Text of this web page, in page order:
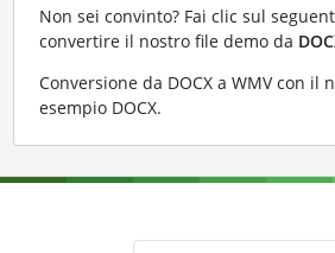
Non sei convinto? Fai clic sul
convertire il nostro file demo da
Conversione da DOCX a WMV con il
esempio DOCX.